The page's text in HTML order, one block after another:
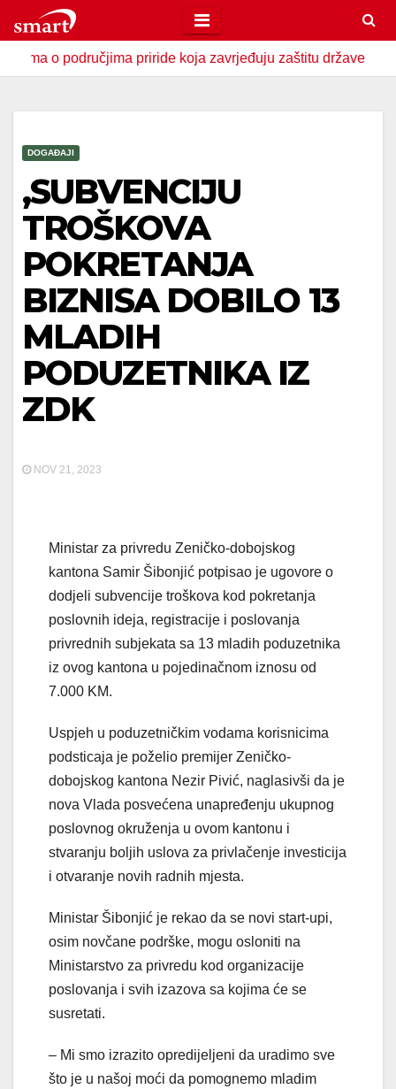
to
content
priride koja zavrjeđuju zaštitu države U
DOGAĐAJI
,SUBVENCIJU
TROŠKOVA
POKRETANJA
BIZNISA DOBILO 13
MLADIH
PODUZETNIKA IZ
ZDK
NOV 21, 2023
Ministar za privredu Zeničko-dobojskog
kantona Samir Šibonjić potpisao je ugovore o
dodjeli subvencije troškova kod pokretanja
poslovnih ideja, registracije i poslovanja
privrednih subjekata sa 13 mladih poduzetnika
iz ovog kantona u pojedinačnom iznosu od
7.000 KM.
Uspjeh u poduzetničkim vodama korisnicima
podsticaja je poželio premijer Zeničko-
dobojskog kantona Nezir Pivić, naglasivši da je
nova Vlada posvećena unapređenju ukupnog
poslovnog okruženja u ovom kantonu i
stvaranju boljih uslova za privlačenje investicija
i otvaranje novih radnih mjesta.
Ministar Šibonjić je rekao da se novi start-upi,
osim novčane podrške, mogu osloniti na
Ministarstvo za privredu kod organizacije
poslovanja i svih izazova sa kojima će se
susretati.
– Mi smo izrazito opredijeljeni da uradimo sve
što je u našoj moći da pomognemo mladim